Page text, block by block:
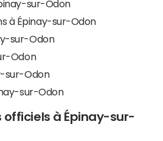
sur-Odon
à Épinay-sur-Odon
sur-Odon
Odon
sur-Odon
sur-Odon
officiels à Épinay-sur-